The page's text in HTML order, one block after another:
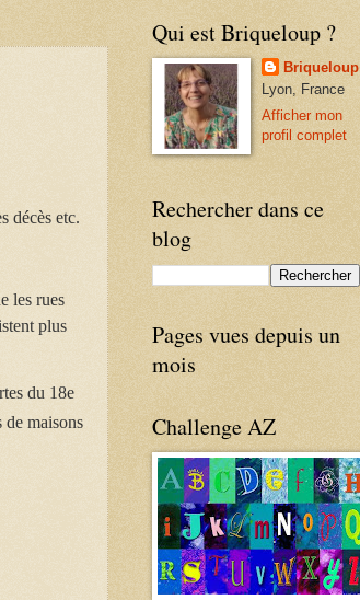
décès etc.
les rues
plus
du 18e
maisons
Qui est Briqueloup ?
Briqueloup
Lyon, France
Afficher mon
profil complet
Rechercher dans ce
blog
Pages vues depuis un
mois
Challenge AZ